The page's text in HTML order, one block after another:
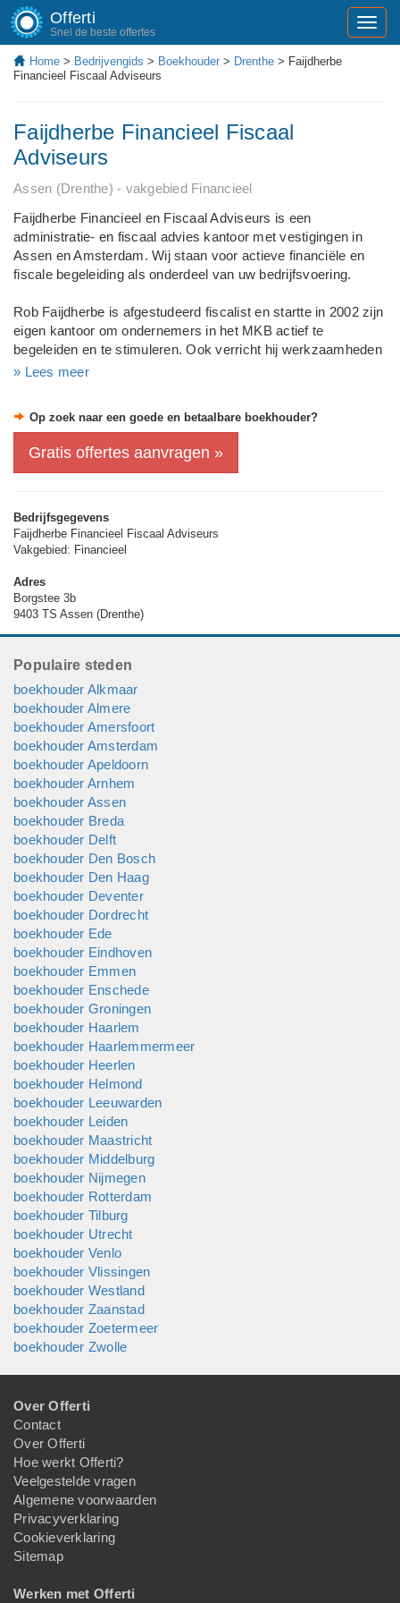
Offerti
Snel de beste offertes
Home > Bedrijvengids > Boekhouder > Drenthe > Faijdherbe
Financieel Fiscaal Adviseurs
Faijdherbe Financieel Fiscaal
Adviseurs
Assen (Drenthe) - vakgebied Financieel
Faijdherbe Financieel en Fiscaal Adviseurs is een
administratie- en fiscaal advies kantoor met vestigingen in
Assen en Amsterdam. Wij staan voor actieve financiële en
fiscale begeleiding als onderdeel van uw bedrijfsvoering.
Rob Faijdherbe is afgestudeerd fiscalist en startte in 2002 zijn
eigen kantoor om ondernemers in het MKB actief te
begeleiden en te stimuleren. Ook verricht hij werkzaamheden
als fiscaal advocaat.
werkzaam.
Daarnaast organiseren wij voor onze klanten en relaties
Rob Faijdherbe is 4 jaar lang voorzitter geweest van JBN
Drenthe.
» Lees meer
Op zoek naar een goede en betaalbare boekhouder?
Gratis offertes aanvragen »
Bedrijfsgegevens
Faijdherbe Financieel Fiscaal Adviseurs
Vakgebied: Financieel
Adres
Borgstee 3b
9403 TS Assen (Drenthe)
Populaire steden
boekhouder Alkmaar
boekhouder Almere
boekhouder Amersfoort
boekhouder Amsterdam
boekhouder Apeldoorn
boekhouder Arnhem
boekhouder Assen
boekhouder Breda
boekhouder Delft
boekhouder Den Bosch
boekhouder Den Haag
boekhouder Deventer
boekhouder Dordrecht
boekhouder Ede
boekhouder Eindhoven
boekhouder Emmen
boekhouder Enschede
boekhouder Groningen
boekhouder Haarlem
boekhouder Haarlemmermeer
boekhouder Heerlen
boekhouder Helmond
boekhouder Leeuwarden
boekhouder Leiden
boekhouder Maastricht
boekhouder Middelburg
boekhouder Nijmegen
boekhouder Rotterdam
boekhouder Tilburg
boekhouder Utrecht
boekhouder Venlo
boekhouder Vlissingen
boekhouder Westland
boekhouder Zaanstad
boekhouder Zoetermeer
boekhouder Zwolle
Over Offerti
Contact
Over Offerti
Hoe werkt Offerti?
Veelgestelde vragen
Algemene voorwaarden
Privacyverklaring
Cookieverklaring
Sitemap
Werken met Offerti